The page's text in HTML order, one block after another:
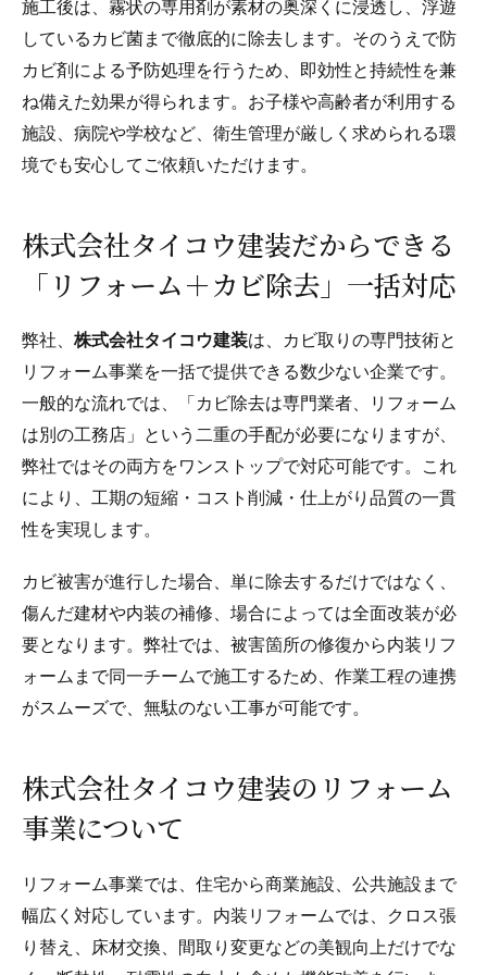
施工後は、霧状の専用剤が素材の奥深くに浸透し、浮遊
しているカビ菌まで徹底的に除去します。そのうえで防
カビ剤による予防処理を行うため、即効性と持続性を兼
ね備えた効果が得られます。お子様や高齢者が利用する
施設、病院や学校など、衛生管理が厳しく求められる環
境でも安心してご依頼いただけます。
株式会社タイコウ建装だからできる
「リフォーム＋カビ除去」一括対応
弊社、 株式会社タイコウ建装は、カビ取りの専門技術と
リフォーム事業を一括で提供できる数少ない企業です。
一般的な流れでは、「カビ除去は専門業者、リフォーム
は別の工務店」という二重の手配が必要になりますが、
弊社ではその両方をワンストップで対応可能です。これ
により、工期の短縮・コスト削減・仕上がり品質の一貫
性を実現します。
カビ被害が進行した場合、単に除去するだけではなく、
傷んだ建材や内装の補修、場合によっては全面改装が必
要となります。弊社では、被害箇所の修復から内装リフ
ォームまで同一チームで施工するため、作業工程の連携
がスムーズで、無駄のない工事が可能です。
株式会社タイコウ建装のリフォーム
事業について
リフォーム事業では、住宅から商業施設、公共施設まで
幅広く対応しています。内装リフォームでは、クロス張
り替え、床材交換、間取り変更などの美観向上だけでな